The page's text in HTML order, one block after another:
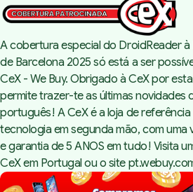
A cobertura especial do DroidReader
de Barcelona 2025 só está a ser
CeX - We Buy. Obrigado à CeX por
permite trazer-te as últimas novidades
português! A CeX é a loja de
tecnologia em segunda mão, com
e garantia de 5 ANOS em tudo! Visita
CeX em Portugal ou o site